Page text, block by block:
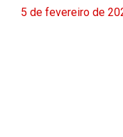
5 de fevereiro de